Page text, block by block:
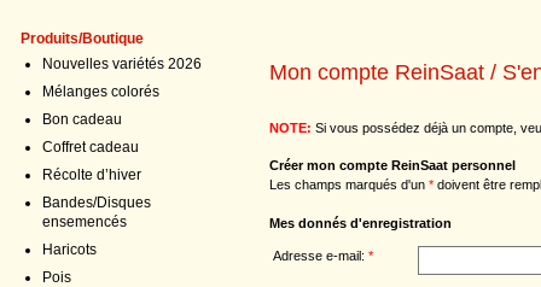
Produits/Boutique
Nouvelles variétés 2026
Mélanges colorés
Bon cadeau
Coffret cadeau
Récolte d’hiver
Bandes/Disques
ensemencés
Haricots
Pois
Mon compte ReinSaat /
NOTE: Si vous possédez déjà un compte,
Créer mon compte ReinSaat personnel
Les champs marqués d'un * doivent être
Mes donnés d'enregistration
Adresse e-mail: *